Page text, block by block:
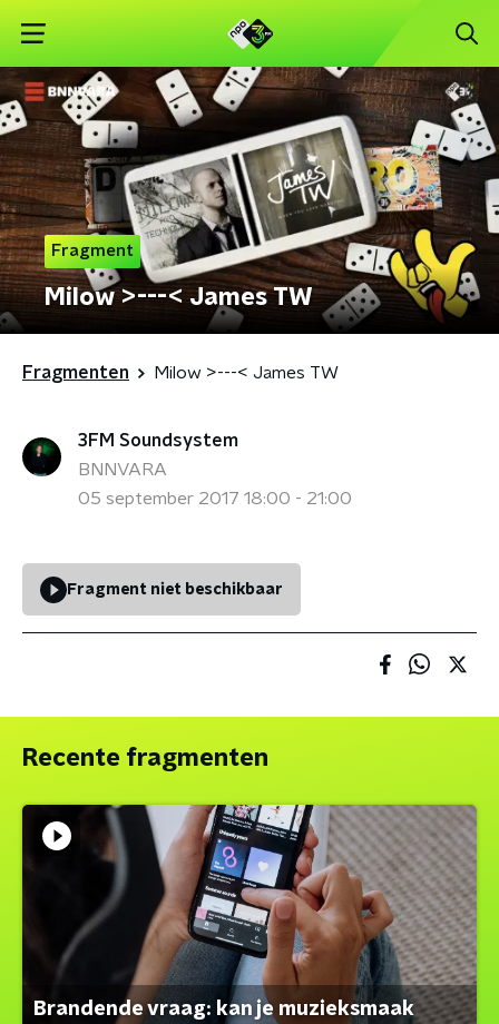
Fragment
Milow >---< James TW
Fragmenten Milow >---< James TW
3FM Soundsystem
BNNVARA
05 september 2017 18:00 - 21:00
Fragment niet beschikbaar
Recente fragmenten
Brandende vraag: kan je muzieksmaak